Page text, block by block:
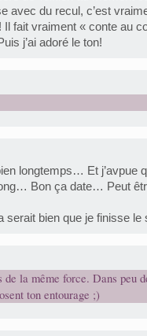
avec du recul, c’est
fait vraiment « conte au
j’ai adoré le ton!
longtemps… Et j’avpue
Bon ça date… Peut
serait bien que je finisse
la même force. Dans peu
ton entourage ;)